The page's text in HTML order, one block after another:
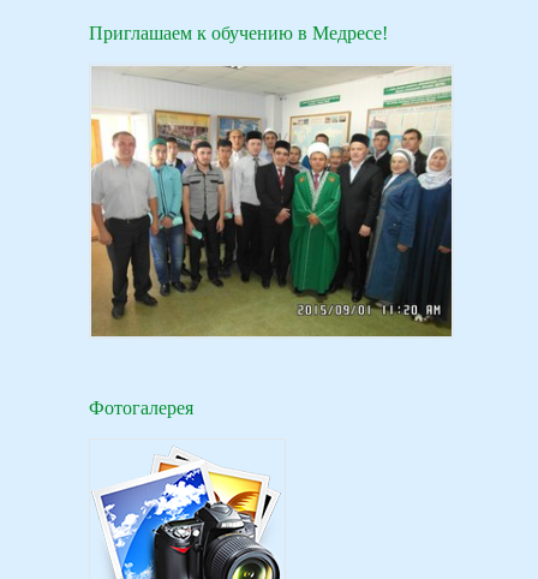
Приглашаем к обучению в Медресе!
Фотогалерея